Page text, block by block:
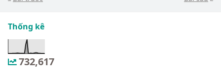
Thống kê
732,617